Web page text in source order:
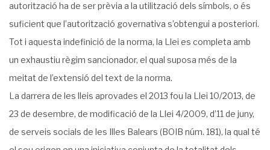
autorització ha de ser prèvia a la utilització dels símbols, o és
suficient que l’autorització governativa s’obtengui a posteriori.
Tot i aquesta indefinició de la norma, la Llei es completa amb
un exhaustiu règim sancionador, el qual suposa més de la
meitat de l’extensió del text de la norma.
La darrera de les lleis aprovades el 2013 fou la Llei 10/2013, de
23 de desembre, de modificació de la Llei 4/2009, d’11 de juny,
de serveis socials de les Illes Balears (BOIB núm. 181), la qual té